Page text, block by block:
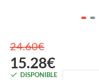
15.28€
24.60€
DISPONIBLE